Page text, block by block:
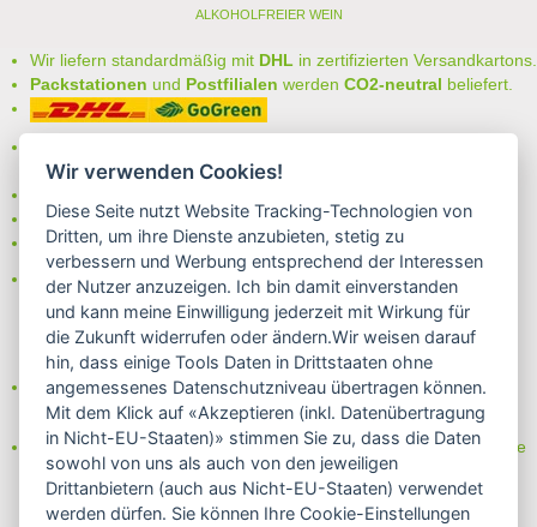
ALKOHOLFREIER WEIN
Wir liefern standardmäßig mit DHL in zertifizierten Versandkartons.
Packstationen und Postfilialen werden CO2-neutral beliefert.
auswählen:
- Rechnung
- Lastschrift/Bankeinzug
Das Internetsiegel "GEPRÜFTER SHOP – Sicher einkaufen":
Partner von:
Wine in Moderation - bewußt genießen
Erfahren Sie mehr über Biowein in unserem Blog oder Folgen Sie
uns!
Blog
Facebook
Wir verwenden Cookies!
Diese Seite nutzt Website Tracking-Technologien von
Dritten, um ihre Dienste anzubieten, stetig zu
verbessern und Werbung entsprechend der Interessen
der Nutzer anzuzeigen. Ich bin damit einverstanden
und kann meine Einwilligung jederzeit mit Wirkung für
die Zukunft widerrufen oder ändern.Wir weisen darauf
hin, dass einige Tools Daten in Drittstaaten ohne
angemessenes Datenschutzniveau übertragen können.
Mit dem Klick auf «Akzeptieren (inkl. Datenübertragung
in Nicht-EU-Staaten)» stimmen Sie zu, dass die Daten
sowohl von uns als auch von den jeweiligen
Drittanbietern (auch aus Nicht-EU-Staaten) verwendet
werden dürfen. Sie können Ihre Cookie-Einstellungen